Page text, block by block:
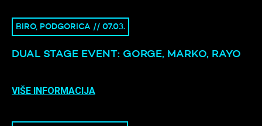
BIRO, PODGORICA // 07.03.
DUAL STAGE EVENT: GORGE, MARKO, RAYO
VIŠE INFORMACIJA